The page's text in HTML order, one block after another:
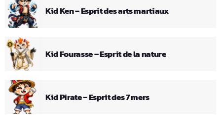
Kid Ken – Esprit des arts martiaux
Kid Fourasse – Esprit de la nature
Kid Pirate – Esprit des 7 mers